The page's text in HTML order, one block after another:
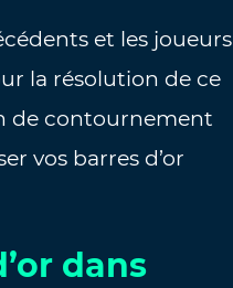
et les joueurs
la résolution de ce
de contournement
vos barres d’or
dans